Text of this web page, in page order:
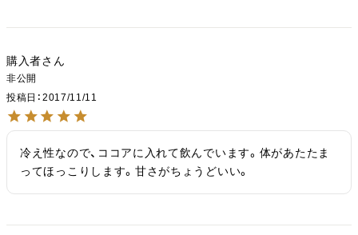
購入者
非公開
投稿日
2017/11/11
冷え性なので、ココアに入れて飲んでいます。体があたたま
ってほっこりします。甘さがちょうどいい。